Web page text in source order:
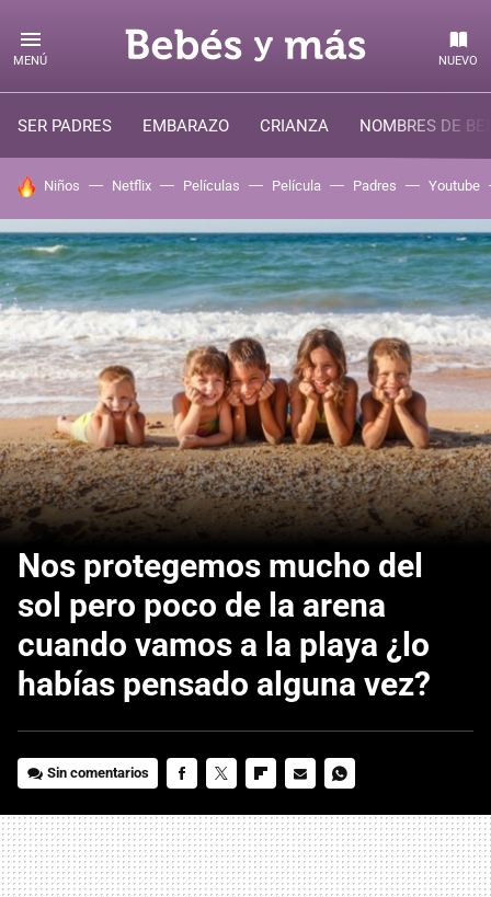
MENÚ NUEVO
SER PADRES EMBARAZO CRIANZA NOMBRES DE
HOY SE HABLA DE
Niños Netflix Películas Película Padres Youtube
Nos protegemos mucho del
sol pero poco de la arena
cuando vamos a la playa ¿lo
habías pensado alguna vez?
Sin comentarios
MAIL